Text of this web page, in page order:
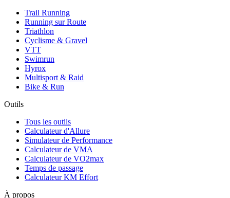
Trail Running
Running sur Route
Triathlon
Cyclisme & Gravel
VTT
Swimrun
Hyrox
Multisport & Raid
Bike & Run
Outils
Tous les outils
Calculateur d'Allure
Simulateur de Performance
Calculateur de VMA
Calculateur de VO2max
Temps de passage
Calculateur KM Effort
À propos